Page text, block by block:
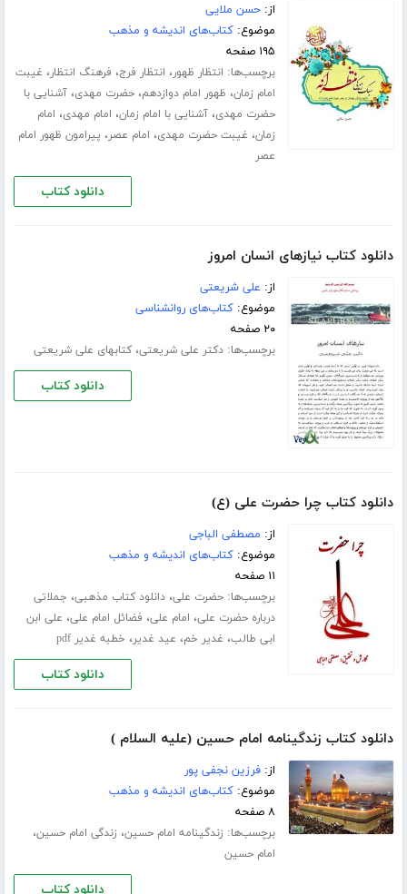
از:حسن ملایی
موضوع:کتاب‌های اندیشه و مذهب
۱۹۵ صفحه
برچسب‌ها: انتظار ظهور، انتظار فرج، فرهنگ انتظار، غیبت
امام زمان، ظهور امام دوازدهم،حضرت مهدی،آشنایی با
حضرت مهدی،آشنایی با امام زمان، امام مهدی، امام
زمان، غیبت حضرت مهدی، امام عصر، پیرامون ظهور امام
عصر
دانلود کتاب
دانلود کتاب نیازهای انسان امروز
از: علی شریعتی
موضوع:کتاب‌های روانشناسی
۲۰ صفحه
برچسب‌ها:دکتر علی شریعتی،کتابهای علی شریعتی
دانلود کتاب
دانلود کتاب چرا حضرت علی (ع)
از: مصطفی الباجی
موضوع:کتاب‌های اندیشه و مذهب
۱۱ صفحه
برچسب‌ها:حضرت علی،دانلود کتاب مذهبی، جملاتی
درباره حضرت علی، امام علی، فضائل امام علی، علی ابن
ابی طالب، غدیر خم، عید غدیر، خطبه غدیر pdf
دانلود کتاب
دانلود کتاب زندگینامه امام حسین (علیه السلام )
از:فرزین نجفی پور
موضوع:کتاب‌های اندیشه و مذهب
۸ صفحه
برچسب‌ها: زندگینامه امام حسین، زندگی امام حسین،
امام حسین
دانلود کتاب